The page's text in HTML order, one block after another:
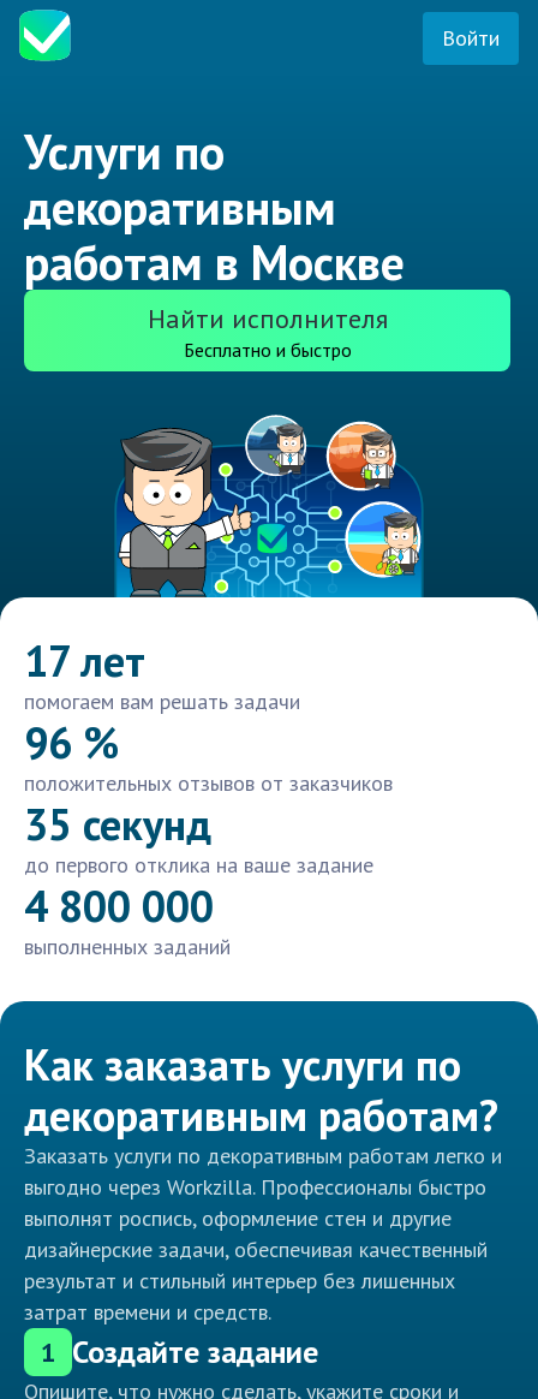
Войти
Услуги по
декоративным
работам в Москве
Найти исполнителя
Бесплатно и быстро
17 лет
помогаем вам решать задачи
96 %
положительных отзывов от заказчиков
35 секунд
до первого отклика на ваше задание
4 800 000
выполненных заданий
Как заказать услуги по
декоративным работам?
Заказать услуги по декоративным работам легко и
выгодно через Workzilla. Профессионалы быстро
выполнят роспись, оформление стен и другие
дизайнерские задачи, обеспечивая качественный
результат и стильный интерьер без лишенных
затрат времени и средств.
1 Создайте задание
Опишите, что нужно сделать, укажите сроки и